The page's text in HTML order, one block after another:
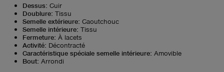
Dessus: Cuir
Doublure: Tissu
Semelle extérieure: Caoutchouc
Semelle intérieure: Tissu
Fermeture: À lacets
Activité: Décontracté
Caractéristique spéciale semelle intérieure: Amovible
Bout: Arrondi